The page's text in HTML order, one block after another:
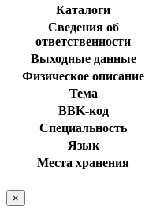
Каталоги
Сведения об
ответственности
Выходные данные
Физическое описание
Тема
BBK-код
Специальность
Язык
Места хранения
×